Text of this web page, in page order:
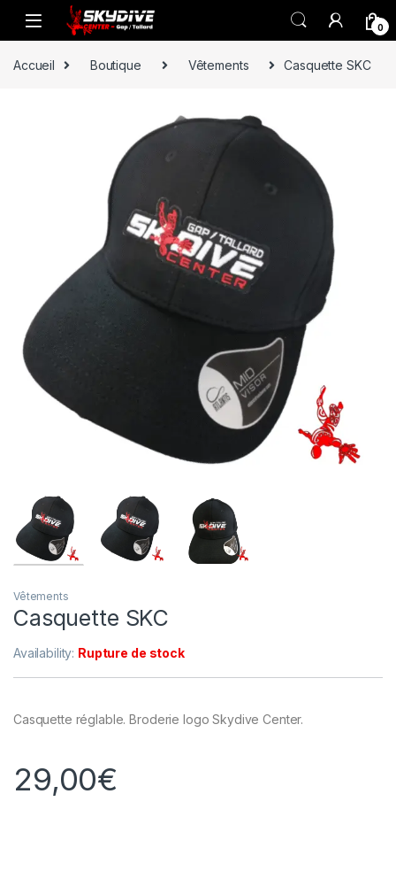
Skip to navigation
Skip to content
0
Accueil Boutique Vêtements Casquette SKC
Vêtements
Casquette SKC
Availability: Rupture de stock
Casquette réglable. Broderie logo Skydive Center.
29,00€